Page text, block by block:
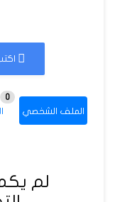
الملف الشخصي
0
لم